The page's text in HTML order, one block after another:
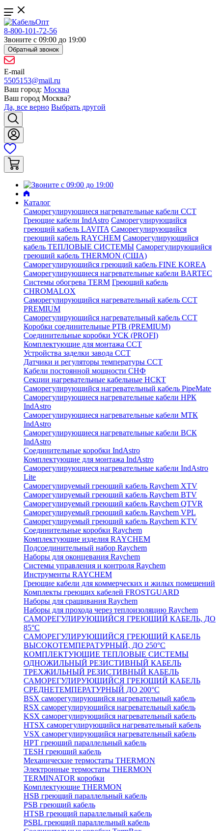
8-800-101-72-56
Звоните с 09:00 до 19:00
Обратный звонок
E-mail
5505153@mail.ru
Ваш город: Москва
Ваш город Москва?
Да, все верно Выбрать другой
Каталог
Саморегулирующиеся нагревательные кабели ССТ
Греющие кабели IndAstro Саморегулирующийся
греющий кабель LAVITA Саморегулирующийся
греющий кабель RAYCHEM Саморегулирующийся
кабель ТЕПЛОВЫЕ СИСТЕМЫ Саморегулирующийся
греющий кабель THERMON (США)
Саморегулирующийся греющий кабель FINE KOREA
Саморегулирующиеся нагревательные кабели BARTEC
Системы обогрева TERM Греющий кабель
CHROMALOX
Саморегулирующийся нагревательный кабель ССТ
PREMIUM
Саморегулирующийся нагревательный кабель ССТ
Коробки соединительные РТВ (PREMIUM)
Соединительные коробки УСК (PROFI)
Комплектующие для монтажа ССТ
Устройства заделки завода ССТ
Датчики и регуляторы температуры ССТ
Кабели постоянной мощности СНФ
Секции нагревательные кабельные НСКТ
Саморегулирующийся нагревательный кабель PipeMate
Саморегулирующиеся нагревательные кабели НРК
IndAstro
Саморегулирующиеся нагревательные кабели МТК
IndAstro
Саморегулирующиеся нагревательные кабели ВСК
IndAstro
Соединительные коробки IndAstro
Комплектующие для монтажа IndAstro
Саморегулирующиеся нагревательные кабели IndAstro
Lite
Саморегулируемый греющий кабель Raychem XTV
Саморегулируемый греющий кабель Raychem BTV
Саморегулируемый греющий кабель Raychem QTVR
Саморегулируемый греющий кабель Raychem VPL
Саморегулируемый греющий кабель Raychem KTV
Соединительные коробки Raychem
Комплектующие изделия RAYCHEM
Подсоединительный набор Raychem
Наборы для оконцевания Raychem
Системы управления и контроля Raychem
Инструменты RAYCHEM
Греющие кабели для коммерческих и жилых помещений
Комплекты греющих кабелей FROSTGUARD
Наборы для сращивания Raychem
Наборы для прохода через теплоизоляцию Raychem
САМОРЕГУЛИРУЮЩИЙСЯ ГРЕЮЩИЙ КАБЕЛЬ, ДО
85°С
САМОРЕГУЛИРУЮЩИЙСЯ ГРЕЮЩИЙ КАБЕЛЬ
ВЫСОКОТЕМПЕРАТУРНЫЙ, ДО 250°С
КОМПЛЕКТУЮЩИЕ ТЕПЛОВЫЕ СИСТЕМЫ
ОДНОЖИЛЬНЫЙ РЕЗИСТИВНЫЙ КАБЕЛЬ
ТРЕХЖИЛЬНЫЙ РЕЗИСТИВНЫЙ КАБЕЛЬ
САМОРЕГУЛИРУЮЩИЙСЯ ГРЕЮЩИЙ КАБЕЛЬ
СРЕДНЕТЕМПЕРАТУРНЫЙ ДО 200°С
BSX саморегулирующийся нагревательный кабель
RSX саморегулирующийся нагревательный кабель
KSX саморегулирующийся нагревательный кабель
HTSX саморегулирующийся нагревательный кабель
VSX саморегулирующийся нагревательный кабель
НРТ греющий параллельный кабель
TESH греющий кабель
Механические термостаты THERMON
Электронные термостаты THERMON
TERMINATOR коробки
Комплектующие THERMON
HSB греющий параллельный кабель
PSB греющий кабель
HTSB греющий параллельный кабель
PSBL греющий параллельный кабель